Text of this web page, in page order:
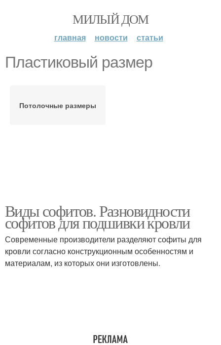
МИЛЫЙ ДОМ
главная новости статьи
Пластиковый размер
Потолочные размеры
Виды софитов. Разновидности
софитов для подшивки кровли
Современные производители разделяют софиты для
кровли согласно конструкционным особенностям и
материалам, из которых они изготовлены.